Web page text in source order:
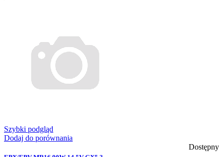
Szybki podgląd
Dodaj do porównania
Dostępny